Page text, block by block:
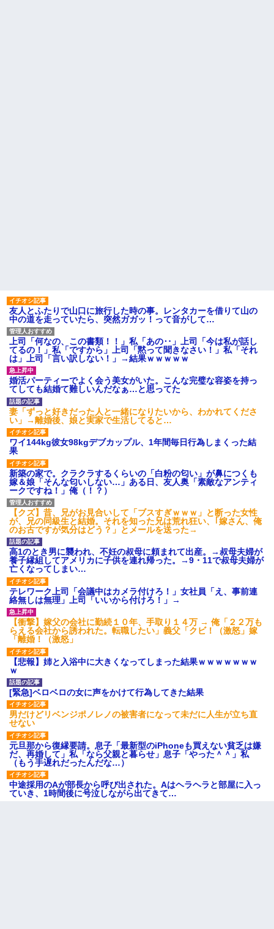
果・・・
私「初めて飲む味だけどなん
のお茶？」彼「ちっ！」私「」
【GIF】JSのカンチョーワロ
タ
後続車にクラクションを鳴ら
され彼氏が逆切れ。「何クラク
ション鳴らしてんだ！降りてこ
いよ！」と怒鳴りだし...
【衝撃】報酬100万円超の治験
募集がこちらｗｗｗｗｗ(※画像
あり)
【ネット騒然】惨殺されたタ
ワマン頂き女子のこの動画、す
げえええええｗｗｗｗｗｗｗｗ
ｗｗｗ
【愕然】白のクラウン俺氏、
高速道路左車線を制限速度で走
った結果wwwwwwwwwwww
百年の恋12-899 食べた量を
張り合ってくる
【悲報】佐藤輝明・・・２軍
でも盛大にやらかす←あまり悲
しませないでくれ
友人とふたりで山口に旅行した時の事。レンタカーを借りて山の
中の道を走っていたら、突然ガガッ！って音がして…
上司「何なの、この書類！！」私「あの‥」上司「今は私が話し
てるの！」私「ですから」上司「黙って聞きなさい！」私「それ
は」上司「言い訳しない！」→結果ｗｗｗｗｗ
婚活パーティーでよく会う美女がいた。こんな完璧な容姿を持っ
てしても結婚て難しいんだなぁ…と思ってた
妻「ずっと好きだった人と一緒になりたいから、わかれてくださ
い」→離婚後、娘と実家で生活してると…
ワイ144kg彼女98kgデブカップル、1年間毎日行為しまくった結
果
新築の家で。クラクラするくらいの「白粉の匂い」が鼻につくも
嫁＆娘「そんな匂いしない…」ある日、友人奥「素敵なアンティ
ークですね！」俺（！？）
【クズ】昔、兄がお見合いして「ブスすぎｗｗｗ」と断った女性
が、兄の同級生と結婚。それを知った兄は荒れ狂い、｢嫁さん、俺
のお古ですが気分はどう？」とメールを送った→
高1のとき男に襲われ、不妊の叔母に頼まれて出産。→叔母夫婦が
養子縁組してアメリカに子供を連れ帰った。→9・11で叔母夫婦が
亡くなってしまい…
テレワーク上司「会議中はカメラ付けろ！」女社員「え、事前連
絡無しは無理」上司「いいから付けろ！」→
【衝撃】嫁父の会社に勤続１０年、手取り１４万 → 俺「２２万も
らえる会社から誘われた。転職したい」義父「クビ！（激怒」嫁
「離婚！（激怒」
【悲報】姉と入浴中に大きくなってしまった結果ｗｗｗｗｗｗｗ
ｗ
[緊急]ベロベロの女に声をかけて行為してきた結果
男だけどリベンジポノレノの被害者になって未だに人生が立ち直
せない
元旦那から復縁要請。息子「最新型のiPhoneも買えない貧乏は嫌
だ、再婚して」私「なら父親と暮らせ」息子「やった＾＾」私
（もう手遅れだったんだな…）
中途採用のAが部長から呼び出された。Aはヘラヘラと部屋に入っ
ていき、1時間後に号泣しながら出てきて…